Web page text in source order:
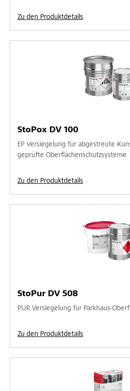
Zu den Produktdetails
StoPox DV 100
EP Versiegelung für abgestreute
geprüfte Oberflächenschutzsysteme
Zu den Produktdetails
StoPur DV 508
PUR Versiegelung für Parkhaus-
Zu den Produktdetails